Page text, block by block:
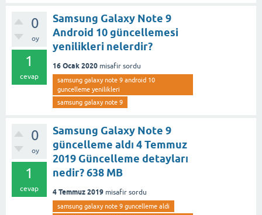
0
oy
1
cevap
Samsung Galaxy Note 9
Android 10 güncellemesi
yenilikleri nelerdir?
16 Ocak 2020 misafir sordu
samsung galaxy note 9 android 10
guncelleme yenilikleri
samsung galaxy note 9
0
oy
1
cevap
Samsung Galaxy Note 9
güncelleme aldı 4 Temmuz
2019 Güncelleme detayları
nedir? 638 MB
4 Temmuz 2019 misafir sordu
samsung galaxy note 9 guncelleme aldi